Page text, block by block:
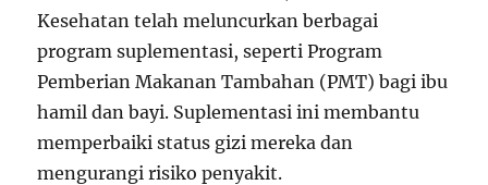
Kesehatan telah meluncurkan berbagai
program suplementasi, seperti Program
Pemberian Makanan Tambahan (PMT) bagi ibu
hamil dan bayi. Suplementasi ini membantu
memperbaiki status gizi mereka dan
mengurangi risiko penyakit.